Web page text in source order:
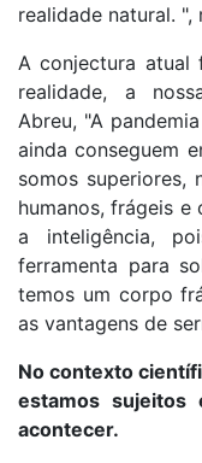
realidade natural.
A conjectura atual
realidade, a
Abreu, "A
ainda conseguem
somos superiores,
humanos, frágeis e
a inteligência,
ferramenta para
temos um corpo
as vantagens de
No contexto
estamos
acontecer.